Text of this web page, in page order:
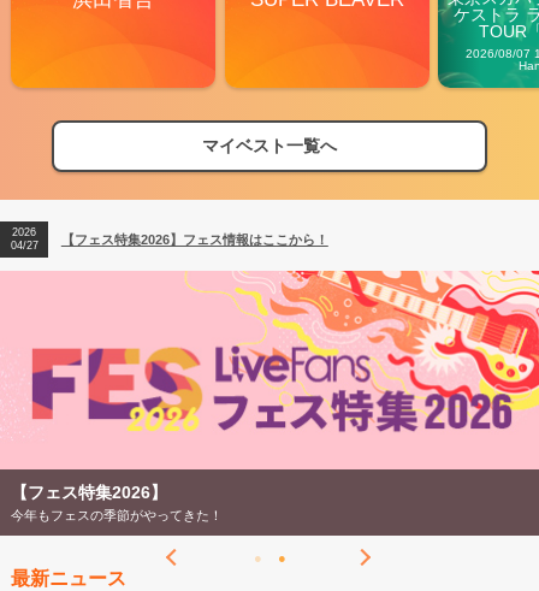
ケストラ
TOUR
2026/08/07
マイベスト一覧へ
【フェス特集2026】フェス情報はここから！
【ライブ動員ランキング】2026年上半期編発表！
2026
04/27
【フェス特集2026】フェス情報はここから！
2026
【ライブ動員ランキング】2026年上半期編発表！
【フェス特集2026】
今年もフェスの季節がやってきた！
最新ニュース